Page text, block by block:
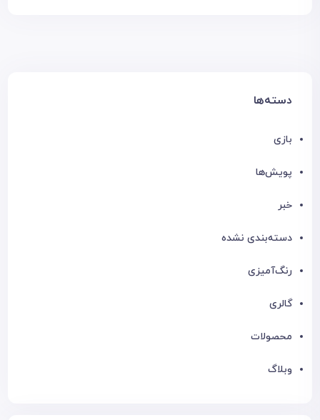
دسته‌ها
بازی
پویش‌ها
خبر
دسته‌بندی نشده
رنگ‌آمیزی
گالری
محصولات
وبلاگ